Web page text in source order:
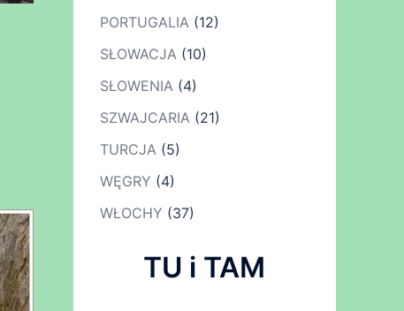
PORTUGALIA(12)
SŁOWACJA(10)
SŁOWENIA(4)
SZWAJCARIA(21)
TURCJA(5)
WĘGRY (4)
WŁOCHY (37)
TU i TAM